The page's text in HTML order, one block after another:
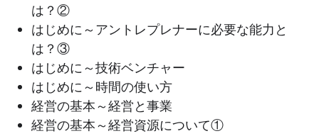
は？②
はじめに～アントレプレナーに必要な能力と
は？③
はじめに～技術ベンチャー
はじめに～時間の使い方
経営の基本～経営と事業
経営の基本～経営資源について①